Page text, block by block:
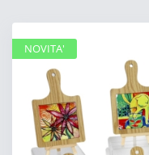
NOVITA'